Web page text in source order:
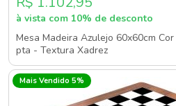
à vista com 10% de desconto
Mesa Madeira Azulejo 60x60cm
pta - Textura Xadrez
Mais Vendido 5%